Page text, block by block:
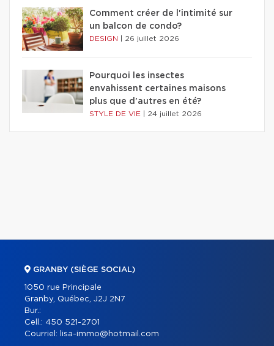
Comment créer de l'intimité sur
un balcon de condo?
DESIGN 26 juillet 2026
Pourquoi les insectes
envahissent certaines maisons
plus que d'autres en été?
STYLE DE VIE 24 juillet 2026
GRANBY (SIÈGE SOCIAL)
1050 rue Principale
Granby, Québec, J2J 2N7
Bur.:
Cell.: 450 521-2701
Courriel:
lisa-immo@hotmail.com